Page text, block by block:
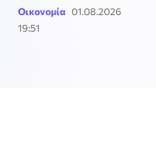
Οικονομία 01.08.2026
19:51